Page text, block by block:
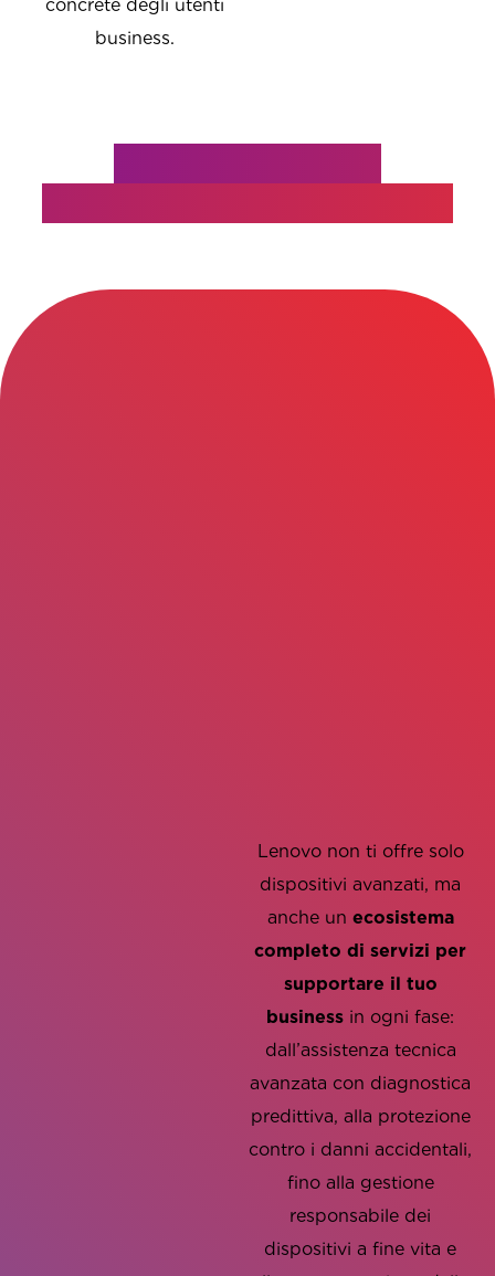
concrete degli utenti
business.
Per
ogni esigenza
c’è una
Lenovo non ti offre solo
dispositivi avanzati, ma
anche un ecosistema
completo di servizi per
supportare il tuo
business in ogni fase:
dall’assistenza tecnica
avanzata con diagnostica
predittiva, alla protezione
contro i danni accidentali,
fino alla gestione
responsabile dei
dispositivi a fine vita e